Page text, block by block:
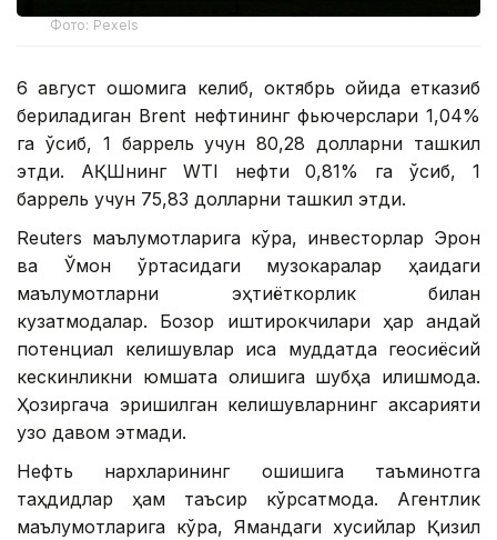
Фото: Pexels
6 август оқшомига келиб, октябрь ойида етказиб
бериладиган Brent нефтининг фьючерслари 1,04%
га ўсиб, 1 баррель учун 80,28 долларни ташкил
этди. АҚШнинг WTI нефти 0,81% га ўсиб, 1
баррель учун 75,83 долларни ташкил этди.
Reuters маълумотларига кўра, инвесторлар Эрон
ва Ўмон ўртасидаги музокаралар ҳақидаги
маълумотларни эҳтиёткорлик билан
кузатмоқдалар. Бозор иштирокчилари ҳар қандай
потенциал келишувлар қисқа муддатда геосиёсий
кескинликни юмшата олишига шубҳа қилишмоқда.
Ҳозиргача эришилган келишувларнинг аксарияти
узоқ давом этмади.
Нефть нархларининг ошишига таъминотга
таҳдидлар ҳам таъсир кўрсатмоқда. Агентлик
маълумотларига кўра, Ямандаги хусийлар Қизил